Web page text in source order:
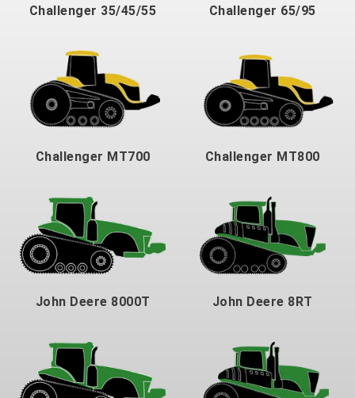
Challenger 35/45/55 Challenger 65/95
Challenger MT700 Challenger MT800
John Deere 8000T John Deere 8RT